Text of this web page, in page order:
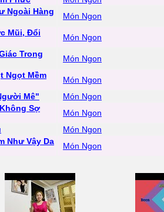
Ngoài Hàng
Món Ngon
Mũi, Đổi
Món Ngon
Trong
Món Ngon
Ngọt Mềm
Món Ngon
Mê"
Món Ngon
Sợ
Món Ngon
Món Ngon
Như Vậy Da
Món Ngon